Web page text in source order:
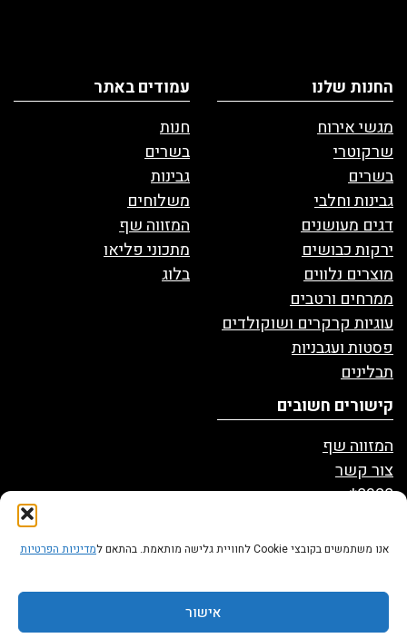
אנו משתמשים בקובצי Cookie לחוויית גלישה מותאמת. בהתאם ל מדיניות הפרטיות
אישור
עגלת קניות
החנות שלנו
מגשי אירוח
שרקוטרי
בשרים
גבינות וחלבי
דגים מעושנים
ירקות כבושים
מוצרים נלווים
ממרחים ורטבים
עוגיות קרקרים ושוקולדים
פסטות ועגבניות
תבלינים
עמודים באתר
חנות
בשרים
גבינות
משלוחים
המזווה שף
מתכוני פליאו
בלוג
קישורים חשובים
המזווה שף
צור קשר
8328*
מדיניות פרטיות